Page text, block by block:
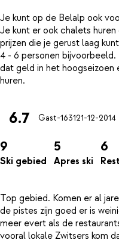
Je kunt op de Belalp ook
Je kunt er ook chalets
prijzen die je gerust laag
4 - 6 personen
dat geld in het hoogseizoen
6.7 Gast-163121-12-2014
9
Ski gebied
5
Apres ski
6
Top gebied. Komen er al
de pistes zijn goed er is
meer evert als de